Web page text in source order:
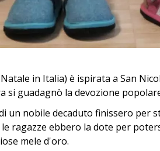
in Italia) è ispirata a San
guadagnò la devozione
un nobile decaduto finissero
ragazze ebbero la dote per
mele d'oro.